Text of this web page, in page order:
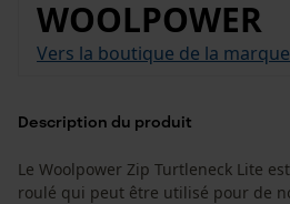
WOOLPOWER
Vers la boutique de la
Description du produit
Le Woolpower Zip Turtleneck Lite
roulé qui peut être utilisé pour de